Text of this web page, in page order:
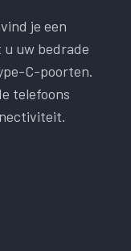
je een
uw bedrade
C-poorten.
telefoons